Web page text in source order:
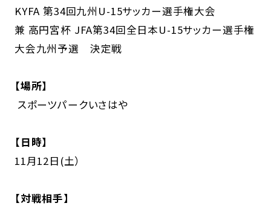
KYFA 第34回九州U-15サッカー選手権大会
兼 高円宮杯 JFA第34回全日本U-15サッカー選手権
大会九州予選 決定戦
【場所】
スポーツパークいさはや
【日時】
11月12日(土）
【対戦相手】